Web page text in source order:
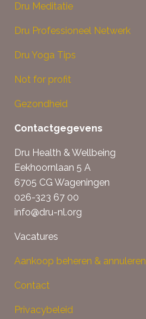
Dru Meditatie
Dru Professioneel Netwerk
Dru Yoga Tips
Not for profit
Gezondheid
Contactgegevens
Dru Health & Wellbeing
Eekhoornlaan 5 A
6705 CG Wageningen
026-323 67 00
info@dru-nl.org
Vacatures
Aankoop beheren & annuleren
Contact
Privacybeleid